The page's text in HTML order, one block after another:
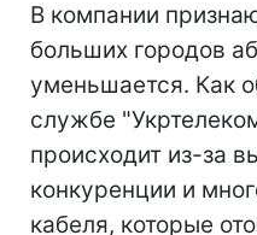
В компании
больших городов
уменьшается. Как
службе
происходит из-за
конкуренции и
кабеля, которые